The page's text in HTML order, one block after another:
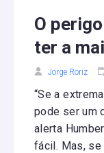
O
ter a
Jorge Roriz
“Se a
pode ser um
alerta
fácil. Mas, se